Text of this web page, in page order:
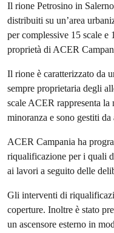
Il rione Petrosino in
distribuiti su un’area
per complessive 15 scale
proprietà di ACER
Il rione è caratterizzato da
sempre proprietaria degli
scale ACER rappresenta la
minoranza e sono gestiti
ACER Campania ha
riqualificazione per i quali
ai lavori a seguito delle
Gli interventi di
coperture. Inoltre è stato
un ascensore esterno in